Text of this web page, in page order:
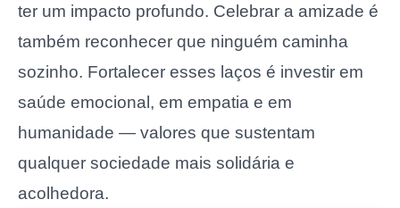
ter um impacto profundo. Celebrar a amizade é
também reconhecer que ninguém caminha
sozinho. Fortalecer esses laços é investir em
saúde emocional, em empatia e em
humanidade — valores que sustentam
qualquer sociedade mais solidária e
acolhedora.